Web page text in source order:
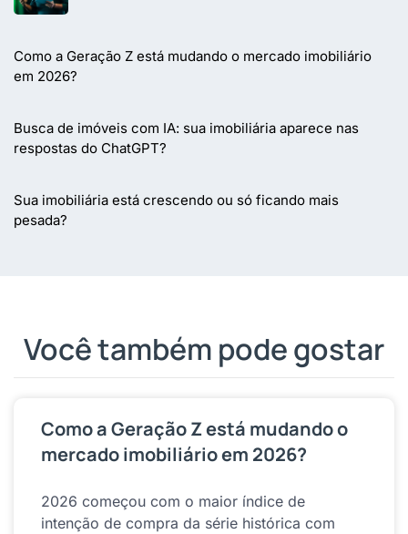
Como a Geração Z está mudando o mercado imobiliário
em 2026?
Busca de imóveis com IA: sua imobiliária aparece nas
respostas do ChatGPT?
Sua imobiliária está crescendo ou só ficando mais
pesada?
Você também pode gostar
Como a Geração Z está mudando o
mercado imobiliário em 2026?
2026 começou com o maior índice de
intenção de compra da série histórica com